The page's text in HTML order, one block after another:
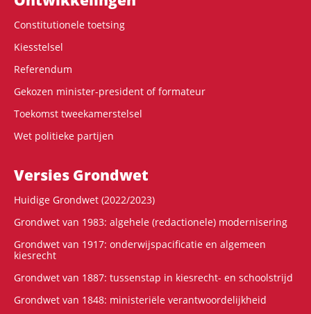
Constitutionele toetsing
Kiesstelsel
Referendum
Gekozen minister-president of formateur
Toekomst tweekamerstelsel
Wet politieke partijen
Versies Grondwet
Huidige Grondwet (2022/2023)
Grondwet van 1983: algehele (redactionele) modernisering
Grondwet van 1917: onderwijspacificatie en algemeen
kiesrecht
Grondwet van 1887: tussenstap in kiesrecht- en schoolstrijd
Grondwet van 1848: ministeriële verantwoordelijkheid